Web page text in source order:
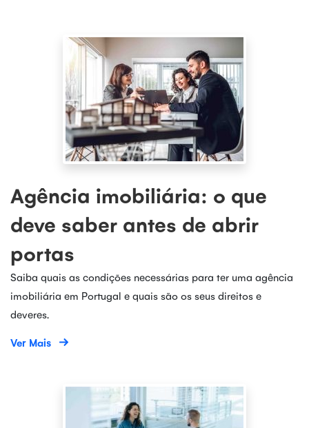
Agência imobiliária: o que
deve saber antes de abrir
portas
Saiba quais as condições necessárias para ter uma agência
imobiliária em Portugal e quais são os seus direitos e
deveres.
Ver Mais